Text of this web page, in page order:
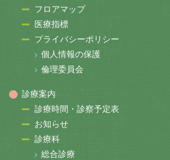
フロアマップ
医療指標
プライバシーポリシー
個人情報の保護
倫理委員会
診療案内
診療時間・診察予定表
お知らせ
診療科
総合診療